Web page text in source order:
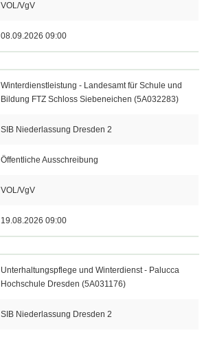
VOL/VgV
08.09.2026 09:00
Winterdienstleistung - Landesamt für Schule und
Bildung FTZ Schloss Siebeneichen (5A032283)
SIB Niederlassung Dresden 2
Öffentliche Ausschreibung
VOL/VgV
19.08.2026 09:00
Unterhaltungspflege und Winterdienst - Palucca
Hochschule Dresden (5A031176)
SIB Niederlassung Dresden 2